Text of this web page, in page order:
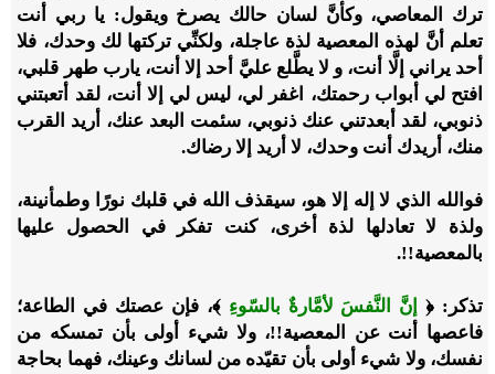
ترك المعاصي، وكأنَّ لسان حالك يصرخ ويقول: يا ربي أنت
تعلم أنَّ لهذه المعصية لذة عاجلة، ولكنِّي تركتها لك وحدك، فلا
أحد يراني إلَّا أنت، و لا يطَّلع عليَّ أحد إلا أنت، يارب طهر قلبي،
افتح لي أبواب رحمتك، اغفر لي، ليس لي إلا أنت، لقد أتعبتني
ذنوبي، لقد أبعدتني عنك ذنوبي، سئمت البعد عنك، أريد القرب
منك، أريدك أنت وحدك، لا أريد إلا رضاك.
فوالله الذي لا إله إلا هو، سيقذف الله في قلبك نورًا وطمأنينة،
ولذة لا تعادلها لذة أخرى، كنت تفكر في الحصول عليها
بالمعصية!!.
تذكر: ﴿ إنَّ النَّفسَ لأمَّارةٌ بالسّوءِ ﴾، فإن عصتك في الطاعة؛
فاعصها أنت عن المعصية!!، ولا شيء أولى بأن تمسكه من
نفسك، ولا شيء أولى بأن تقيّده من لسانك وعينك، فهما بحاجة